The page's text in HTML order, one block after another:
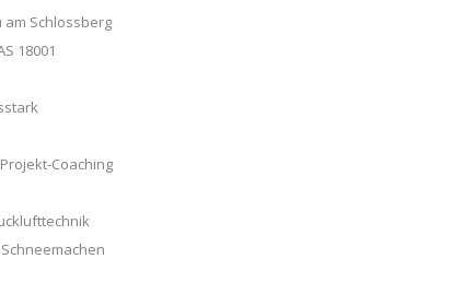
am Schlossberg
18001
Coaching